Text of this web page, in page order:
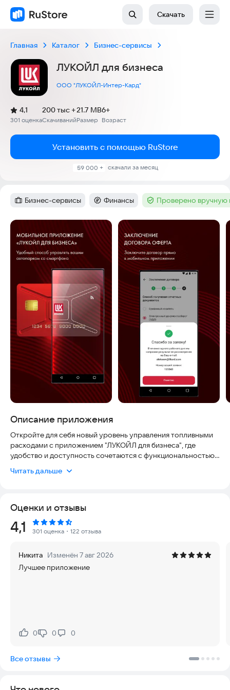
Скачать
Главная Каталог Бизнес-сервисы
ЛУКОЙЛ для бизнеса
ООО "ЛУКОЙЛ-Интер-Кард"
Рейтинг:
4,1
(
301 оценка
)
Скачиваний
200 тыс +
Размер
21.7 MB
Возраст
6+
Установить с помощью RuStore
59 000 + скачали за месяц
Категория :
Бизнес-сервисы Категория:
Финансы Тег :Проверено вручную
Скриншоты
Описание приложения
Откройте для себя новый уровень управления топливными
расходами с приложением "ЛУКОЙЛ для бизнеса", где
удобство и доступность сочетаются с функциональностью
"ЛУКОЙЛ", проверки текущих лимитов и доступа к полной
истории транзакций. Навигация позволит легко находить
ближайшие заправки "ЛУКОЙЛ", оптимизируя маршруты и
сокращая время в пути.
Для руководителей приложение открывает широкие
возможности контроля и управления. Отслеживание
приложению.
бизнеса" – возможность оформления договора прямо в
Читать дальше
Оценки и отзывы
Рейтинг:
4,1 301 оценка ・122 отзыва
Никита Изменён 7 авг 2026
Лучшее приложение
Нравится:
0Не нравится:
0 0
Все отзывы